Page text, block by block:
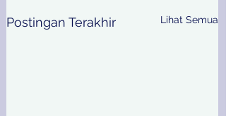
Postingan Terakhir Lihat Semua